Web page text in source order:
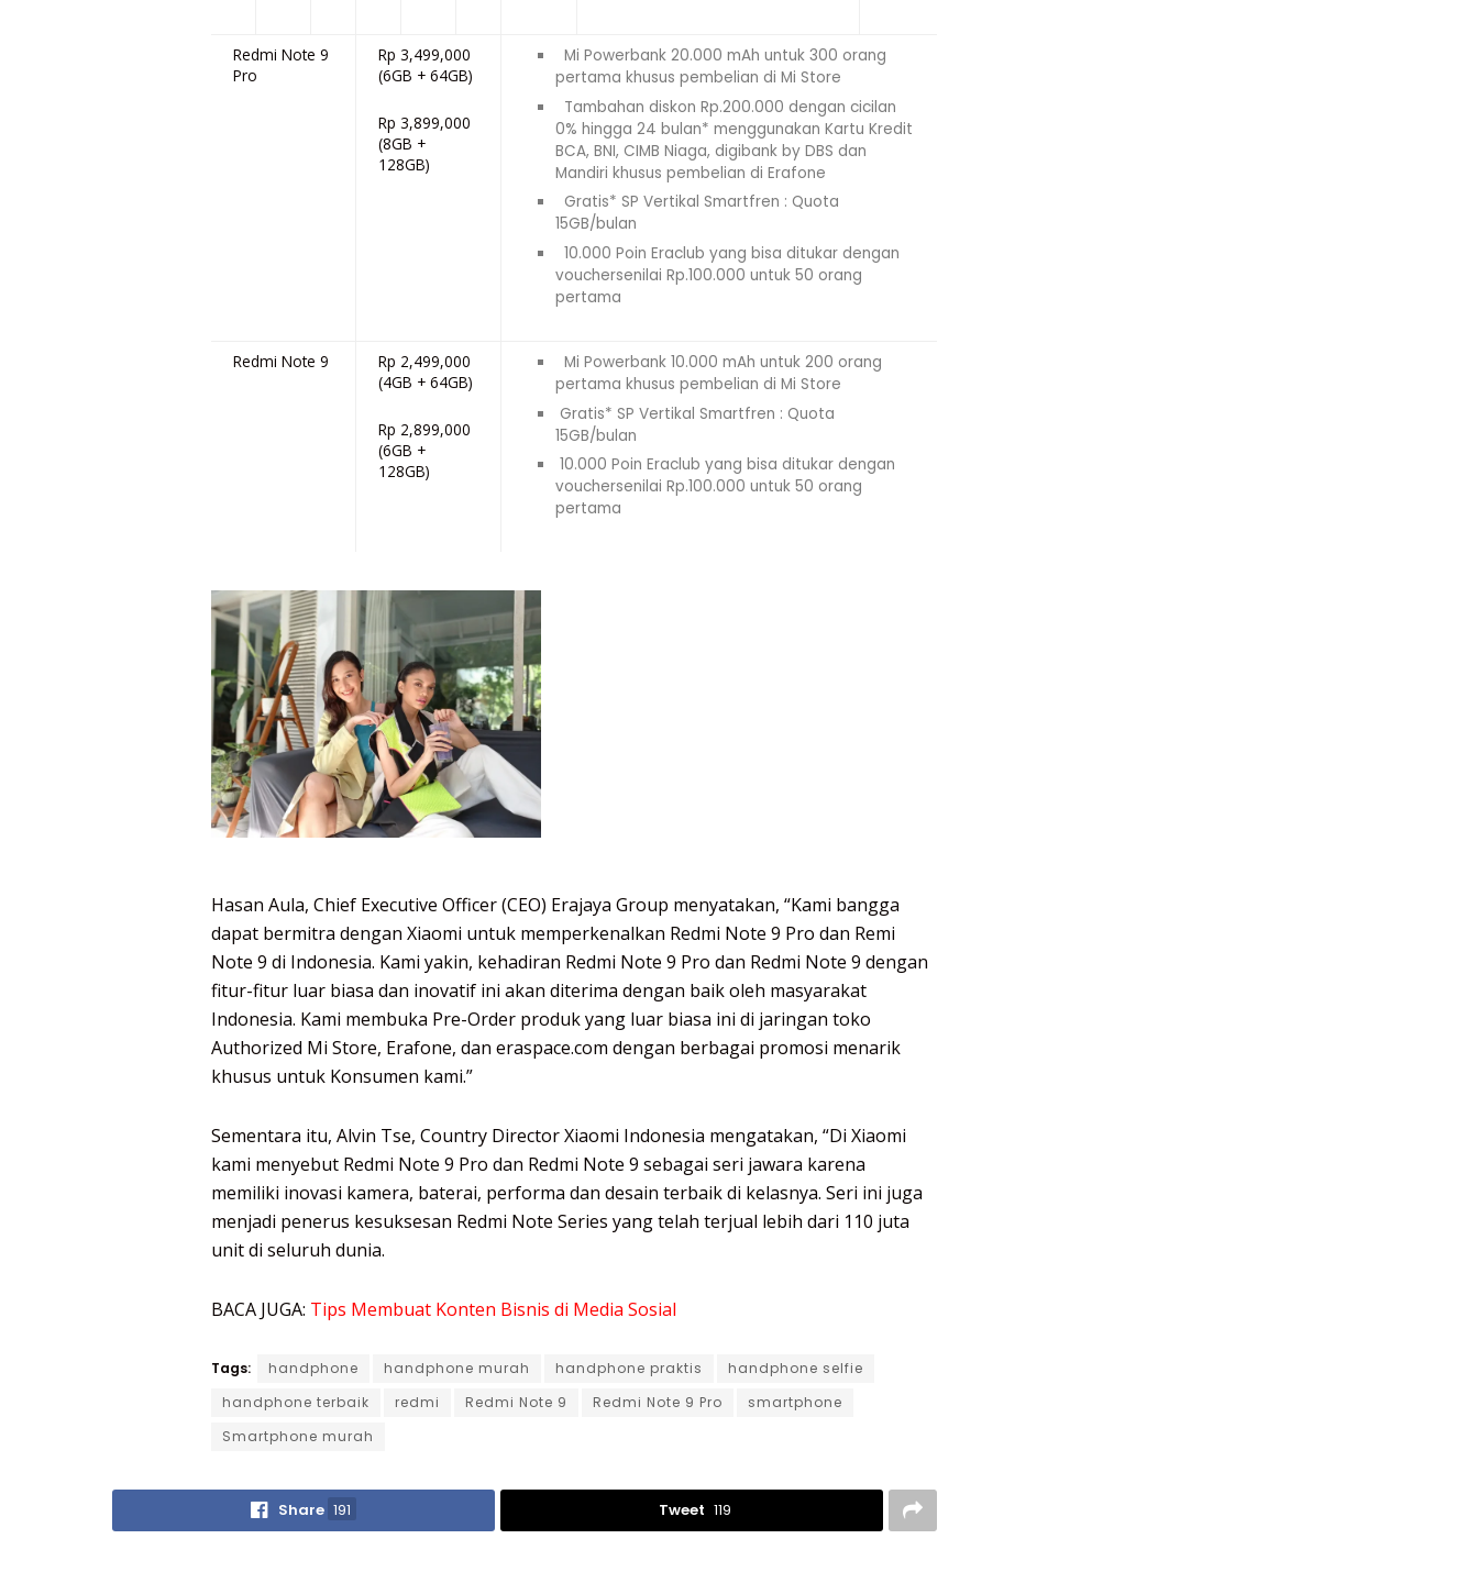
Redmi Note 9
Pro
Rp 3,499,000
(6GB + 64GB)
Rp 3,899,000
(8GB +
128GB)
Mi Powerbank 20.000 mAh untuk 300 orang
pertama khusus pembelian di Mi Store
Tambahan diskon Rp.200.000 dengan cicilan
0% hingga 24 bulan* menggunakan Kartu Kredit
BCA, BNI, CIMB Niaga, digibank by DBS dan
Mandiri khusus pembelian di Erafone
Gratis* SP Vertikal Smartfren : Quota
15GB/bulan
10.000 Poin Eraclub yang bisa ditukar dengan
vouchersenilai Rp.100.000 untuk 50 orang
pertama
Redmi Note 9
Rp 2,499,000
(4GB + 64GB)
Rp 2,899,000
(6GB +
128GB)
Mi Powerbank 10.000 mAh untuk 200 orang
pertama khusus pembelian di Mi Store
Gratis* SP Vertikal Smartfren : Quota
15GB/bulan
10.000 Poin Eraclub yang bisa ditukar dengan
vouchersenilai Rp.100.000 untuk 50 orang
pertama
Hasan Aula, Chief Executive Officer (CEO) Erajaya Group menyatakan, “Kami bangga
dapat bermitra dengan Xiaomi untuk memperkenalkan Redmi Note 9 Pro dan Remi
Note 9 di Indonesia. Kami yakin, kehadiran Redmi Note 9 Pro dan Redmi Note 9 dengan
fitur-fitur luar biasa dan inovatif ini akan diterima dengan baik oleh masyarakat
Indonesia. Kami membuka Pre-Order produk yang luar biasa ini di jaringan toko
Authorized Mi Store, Erafone, dan eraspace.com dengan berbagai promosi menarik
khusus untuk Konsumen kami.”
Sementara itu, Alvin Tse, Country Director Xiaomi Indonesia mengatakan, “Di Xiaomi
kami menyebut Redmi Note 9 Pro dan Redmi Note 9 sebagai seri jawara karena
memiliki inovasi kamera, baterai, performa dan desain terbaik di kelasnya. Seri ini juga
menjadi penerus kesuksesan Redmi Note Series yang telah terjual lebih dari 110 juta
unit di seluruh dunia.
BACA JUGA: Tips Membuat Konten Bisnis di Media Sosial
Tags: handphone handphone murah handphone praktis
handphone selfie
handphone terbaik
redmi Redmi Note 9 Redmi Note 9 Pro
smartphone
Smartphone murah
Share 191 Tweet 119